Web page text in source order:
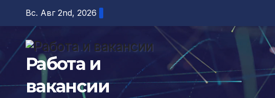
Перейти
содержимому
Вс. Авг 2nd, 2026
Работа и
вакансии